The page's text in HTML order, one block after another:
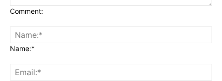
Comment:
Name:*